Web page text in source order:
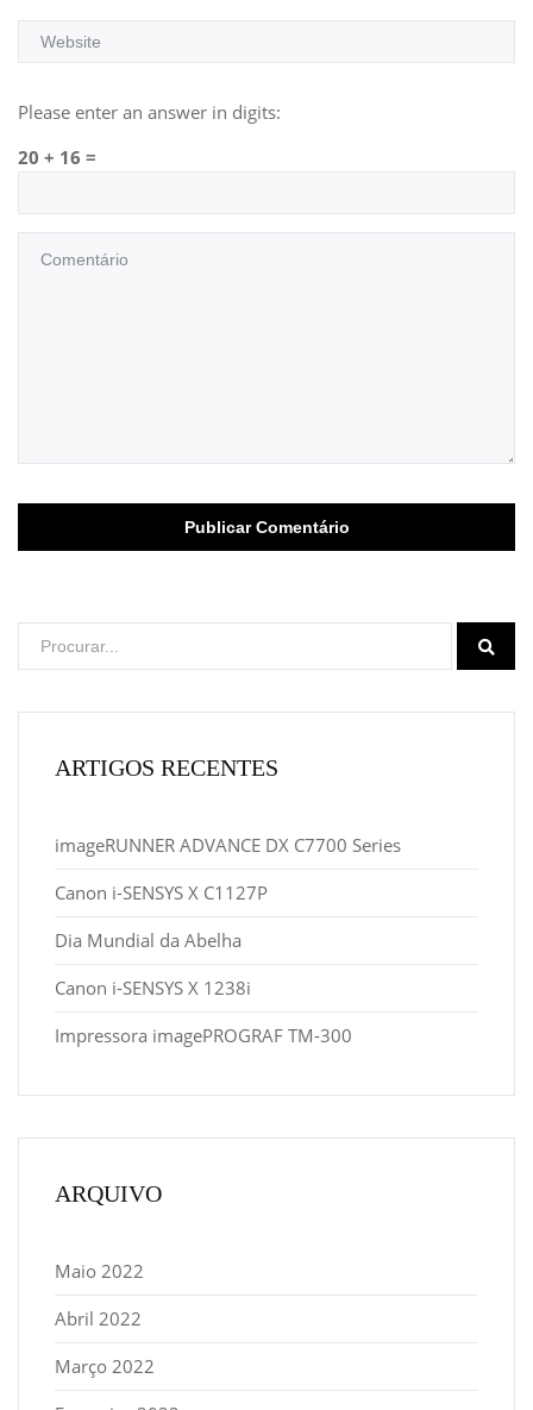
Please enter an answer in digits:
20 + 16 =
ARTIGOS RECENTES
imageRUNNER ADVANCE DX C7700 Series
Canon i-SENSYS X C1127P
Dia Mundial da Abelha
Canon i-SENSYS X 1238i
Impressora imagePROGRAF TM-300
ARQUIVO
Maio 2022
Abril 2022
Março 2022